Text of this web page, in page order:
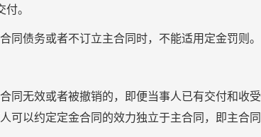
。
债务或者不订立主合同时，不能适用定金罚则。
无效或者被撤销的，即便当事人已有交付和收受
可以约定定金合同的效力独立于主合同，即主合同